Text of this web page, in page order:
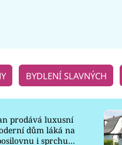
BYDLENÍ SLAVNÝCH
prodává luxusní
dům láká na
i sprchu